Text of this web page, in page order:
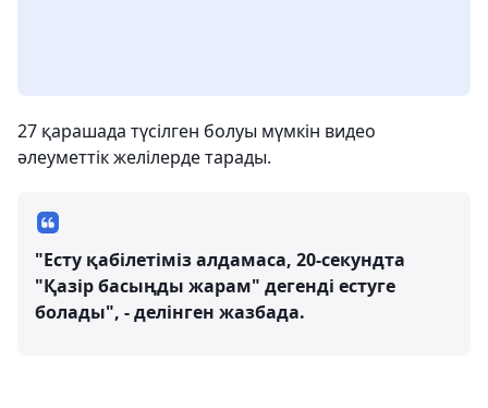
27 қарашада түсілген болуы мүмкін видео
әлеуметтік желілерде тарады.
"Есту қабілетіміз алдамаса, 20-секундта
"Қазір басыңды жарам" дегенді естуге
болады", - делінген жазбада.